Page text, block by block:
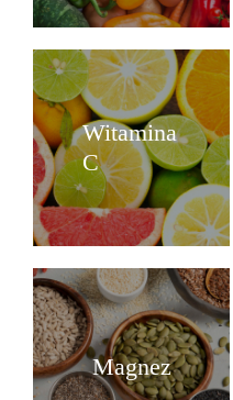
Witamina
C
Magnez